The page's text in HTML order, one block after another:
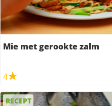
Mie met gerookte zalm
4
RECEPT